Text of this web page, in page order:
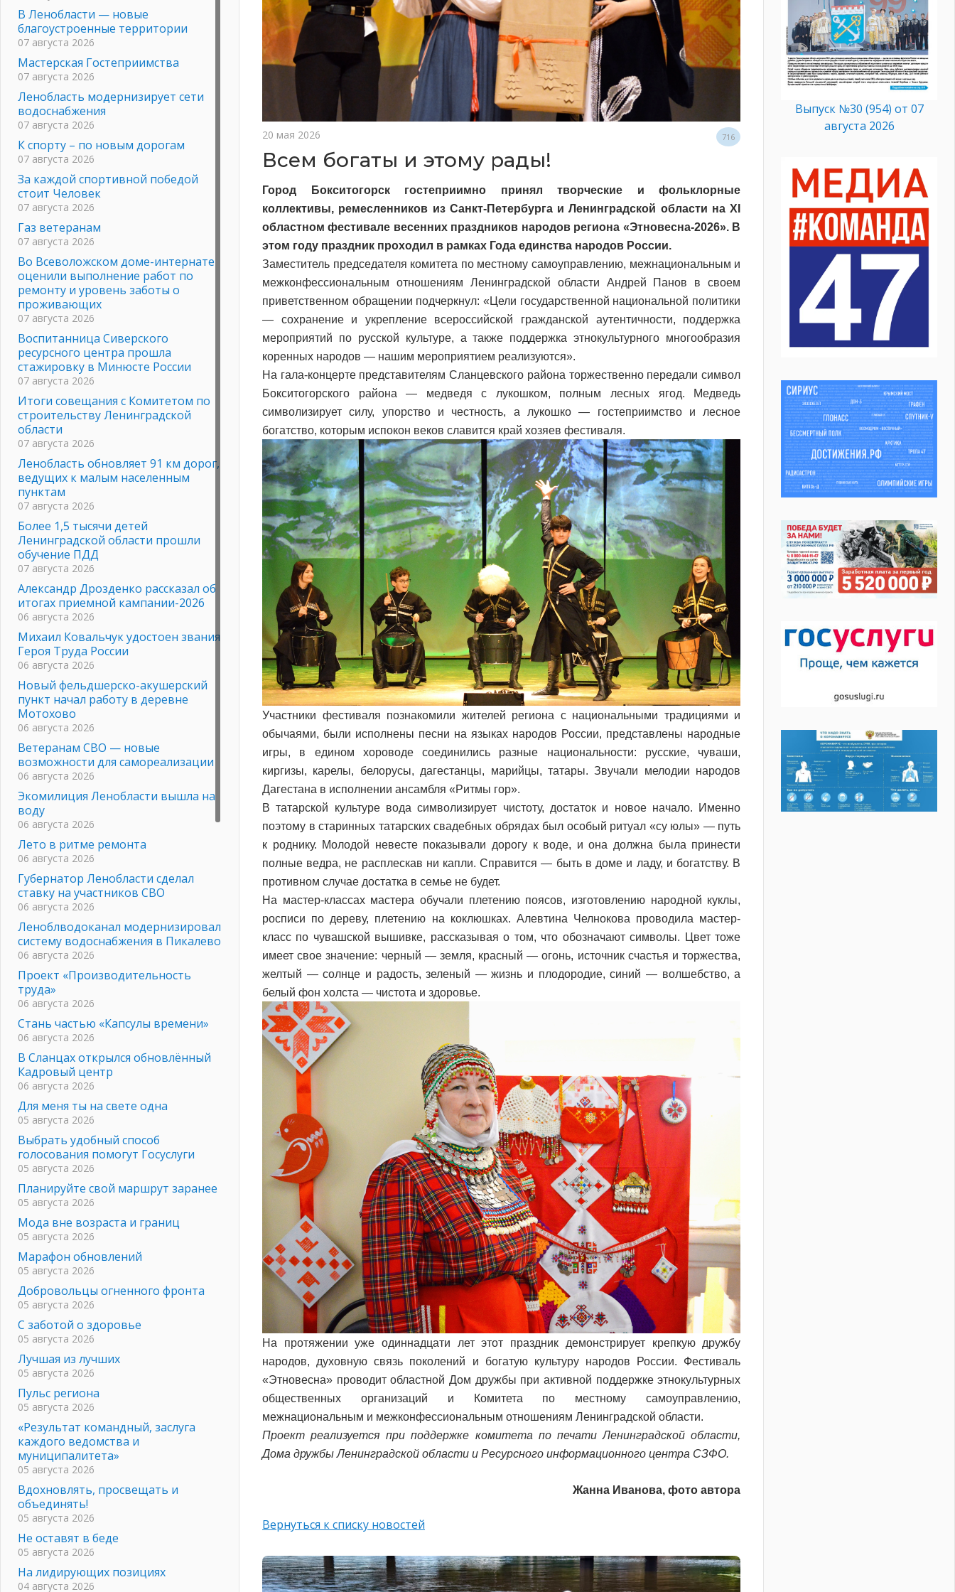
20 мая 2026 716
Всем богаты и этому рады!
Город Бокситогорск гостеприимно принял творческие и фольклорные
коллективы, ремесленников из Санкт-Петербурга и Ленинградской области на XI
областном фестивале весенних праздников народов региона «Этновесна-2026». В
этом году праздник проходил в рамках Года единства народов России.
Заместитель председателя комитета по местному самоуправлению, межнациональным и
межконфессиональным отношениям Ленинградской области Андрей Панов в своем
приветственном обращении подчеркнул: «Цели государственной национальной политики
— сохранение и укрепление всероссийской гражданской аутентичности, поддержка
мероприятий по русской культуре, а также поддержка этнокультурного многообразия
коренных народов — нашим мероприятием реализуются».
На гала-концерте представителям Сланцевского района торжественно передали символ
Бокситогорского района — медведя с лукошком, полным лесных ягод. Медведь
символизирует силу, упорство и честность, а лукошко — гостеприимство и лесное
богатство, которым испокон веков славится край хозяев фестиваля.
Участники фестиваля познакомили жителей региона с национальными традициями и
обычаями, были исполнены песни на языках народов России, представлены народные
игры, в едином хороводе соединились разные национальности: русские, чуваши,
киргизы, карелы, белорусы, дагестанцы, марийцы, татары. Звучали мелодии народов
Дагестана в исполнении ансамбля «Ритмы гор».
В татарской культуре вода символизирует чистоту, достаток и новое начало. Именно
поэтому в старинных татарских свадебных обрядах был особый ритуал «су юлы» — путь
к роднику. Молодой невесте показывали дорогу к воде, и она должна была принести
полные ведра, не расплескав ни капли. Справится — быть в доме и ладу, и богатству. В
противном случае достатка в семье не будет.
На мастер-классах мастера обучали плетению поясов, изготовлению народной куклы,
росписи по дереву, плетению на коклюшках. Алевтина Челнокова проводила мастер-
класс по чувашской вышивке, рассказывая о том, что обозначают символы. Цвет тоже
имеет свое значение: черный — земля, красный — огонь, источник счастья и торжества,
желтый — солнце и радость, зеленый — жизнь и плодородие, синий — волшебство, а
белый фон холста — чистота и здоровье.
На протяжении уже одиннадцати лет этот праздник демонстрирует крепкую дружбу
народов, духовную связь поколений и богатую культуру народов России. Фестиваль
«Этновесна» проводит областной Дом дружбы при активной поддержке этнокультурных
общественных организаций и Комитета по местному самоуправлению,
межнациональным и межконфессиональным отношениям Ленинградской области.
Проект реализуется при поддержке комитета по печати Ленинградской области,
Дома дружбы Ленинградской области и Ресурсного информационного центра СЗФО.
Жанна Иванова, фото автора
Вернуться к списку новостей
В Ленобласти — новые
благоустроенные территории
07 августа 2026
Мастерская Гостеприимства
07 августа 2026
Ленобласть модернизирует сети
водоснабжения
07 августа 2026
К спорту – по новым дорогам
07 августа 2026
За каждой спортивной победой
стоит Человек
07 августа 2026
Газ ветеранам
07 августа 2026
Во Всеволожском доме-интернате
оценили выполнение работ по
ремонту и уровень заботы о
проживающих
07 августа 2026
Воспитанница Сиверского
ресурсного центра прошла
стажировку в Минюсте России
07 августа 2026
Итоги совещания с Комитетом по
строительству Ленинградской
области
07 августа 2026
Ленобласть обновляет 91 км дорог,
ведущих к малым населенным
пунктам
07 августа 2026
Более 1,5 тысячи детей
Ленинградской области прошли
обучение ПДД
07 августа 2026
Александр Дрозденко рассказал об
итогах приемной кампании-2026
06 августа 2026
Михаил Ковальчук удостоен звания
Героя Труда России
06 августа 2026
Новый фельдшерско-акушерский
пункт начал работу в деревне
Мотохово
06 августа 2026
Ветеранам СВО — новые
возможности для самореализации
06 августа 2026
Экомилиция Ленобласти вышла на
воду
06 августа 2026
Лето в ритме ремонта
06 августа 2026
Губернатор Ленобласти сделал
ставку на участников СВО
06 августа 2026
Леноблводоканал модернизировал
систему водоснабжения в Пикалево
06 августа 2026
Проект «Производительность
труда»
06 августа 2026
Стань частью «Капсулы времени»
06 августа 2026
В Сланцах открылся обновлённый
Кадровый центр
06 августа 2026
Для меня ты на свете одна
05 августа 2026
Выбрать удобный способ
голосования помогут Госуслуги
05 августа 2026
Планируйте свой маршрут заранее
05 августа 2026
Мода вне возраста и границ
05 августа 2026
Марафон обновлений
05 августа 2026
Добровольцы огненного фронта
05 августа 2026
С заботой о здоровье
05 августа 2026
Лучшая из лучших
05 августа 2026
Пульс региона
05 августа 2026
«Результат командный, заслуга
каждого ведомства и
муниципалитета»
05 августа 2026
Вдохновлять, просвещать и
объединять!
05 августа 2026
Не оставят в беде
05 августа 2026
На лидирующих позициях
04 августа 2026
Выпуск №30 (954) от 07
августа 2026